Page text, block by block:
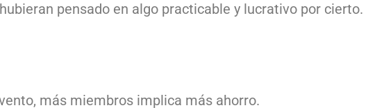
pensado en algo practicable y lucrativo por cierto.
más miembros implica más ahorro.